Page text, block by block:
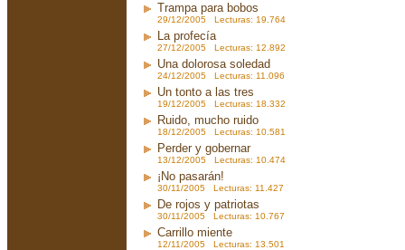
Trampa para bobos
29/12/2005 Lecturas: 19.764
La profecía
27/12/2005 Lecturas: 12.892
Una dolorosa soledad
24/12/2005 Lecturas: 11.096
Un tonto a las tres
19/12/2005 Lecturas: 18.332
Ruido, mucho ruido
18/12/2005 Lecturas: 10.581
Perder y gobernar
13/12/2005 Lecturas: 10.474
¡No pasarán!
30/11/2005 Lecturas: 11.427
De rojos y patriotas
30/11/2005 Lecturas: 10.767
Carrillo miente
12/11/2005 Lecturas: 13.501